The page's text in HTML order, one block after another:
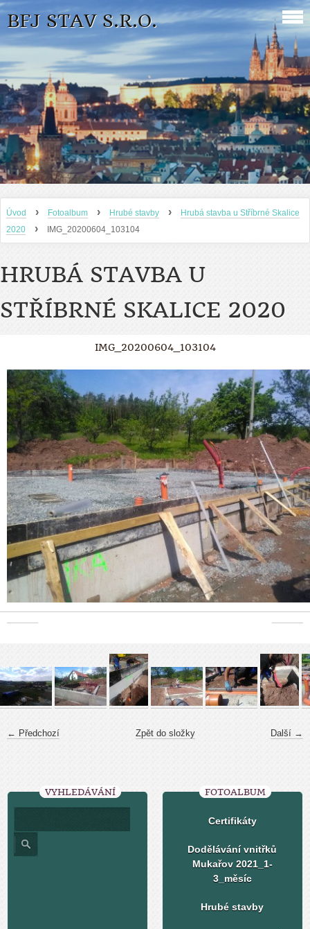
BFJ STAV S.R.O.
Úvod › Fotoalbum › Hrubé stavby ›
Hrubá stavba u Stříbrné Skalice
2020
› IMG_20200604_103104
HRUBÁ STAVBA U
STŘÍBRNÉ SKALICE 2020
IMG_20200604_103104
← Předchozí Další →
Zpět do složky
VYHLEDÁVÁNÍ FOTOALBUM
Certifikáty
Dodělávání vnitřků
Mukařov 2021_1-
3_měsíc
Hrubé stavby